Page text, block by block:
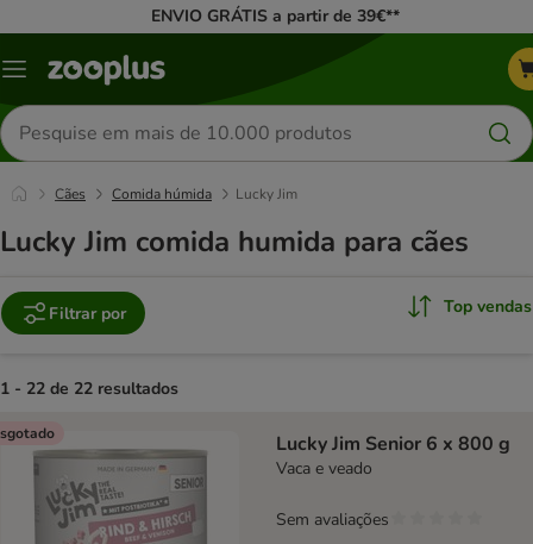
ENVIO GRÁTIS a partir de 39€**
Menu
Pesquisar
produtos
Cães Comida húmida Lucky Jim
Lucky Jim comida humida para cães
Filtrar por Top vendas
1 - 22 de 22 resultados
product items have been changed
Lucky Jim Senior 6 x 800 g
Vaca e veado
Sem avaliações